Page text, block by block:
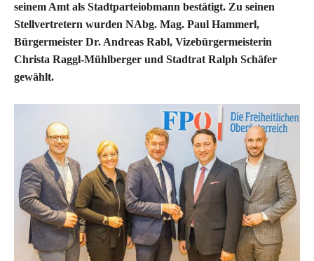
seinem Amt als Stadtparteiobmann bestätigt. Zu seinen
Stellvertretern wurden NAbg. Mag. Paul Hammerl,
Bürgermeister Dr. Andreas Rabl, Vizebürgermeisterin
Christa Raggl-Mühlberger und Stadtrat Ralph Schäfer
gewählt.